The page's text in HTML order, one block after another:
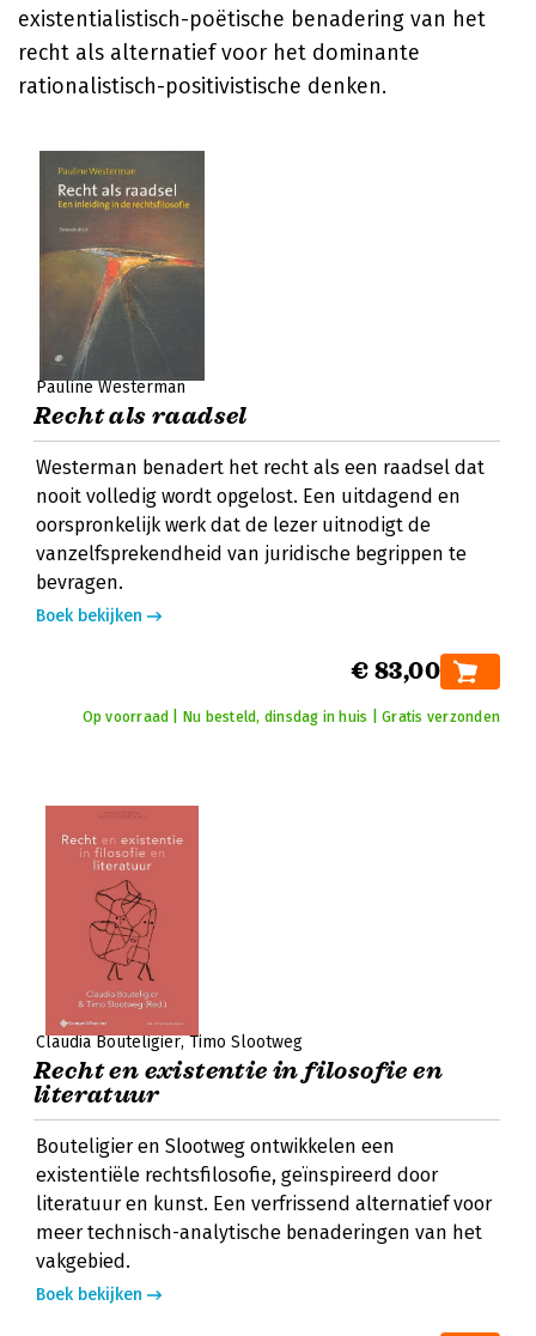
existentialistisch-poëtische benadering van het
recht als alternatief voor het dominante
rationalistisch-positivistische denken.
Pauline Westerman
Recht als raadsel
Westerman benadert het recht als een raadsel dat
nooit volledig wordt opgelost. Een uitdagend en
oorspronkelijk werk dat de lezer uitnodigt de
vanzelfsprekendheid van juridische begrippen te
bevragen.
Boek bekijken
€ 83,00
Op voorraad | Nu besteld, dinsdag in huis | Gratis verzonden
Claudia Bouteligier Timo Slootweg
Recht en existentie in filosofie en
literatuur
Bouteligier en Slootweg ontwikkelen een
existentiële rechtsfilosofie, geïnspireerd door
literatuur en kunst. Een verfrissend alternatief voor
meer technisch-analytische benaderingen van het
vakgebied.
Boek bekijken